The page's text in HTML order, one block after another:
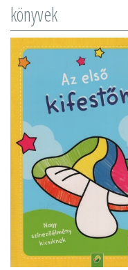
könyvek